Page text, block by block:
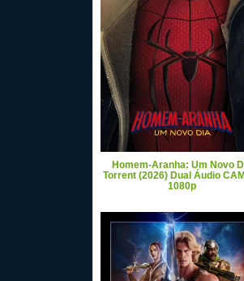
Homem-Aranha: Um Novo
Torrent (2026) Dual Áudio
1080p